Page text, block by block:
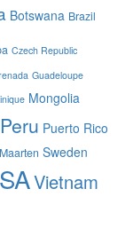
Botswana Brazil
Czech Republic
Guadeloupe
Mongolia
Peru Puerto Rico
Sweden
Vietnam